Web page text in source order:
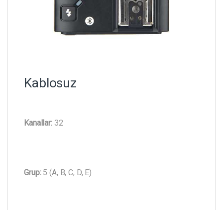
Kablosuz
Kanallar:32
Grup:5 (A, B, C, D, E)